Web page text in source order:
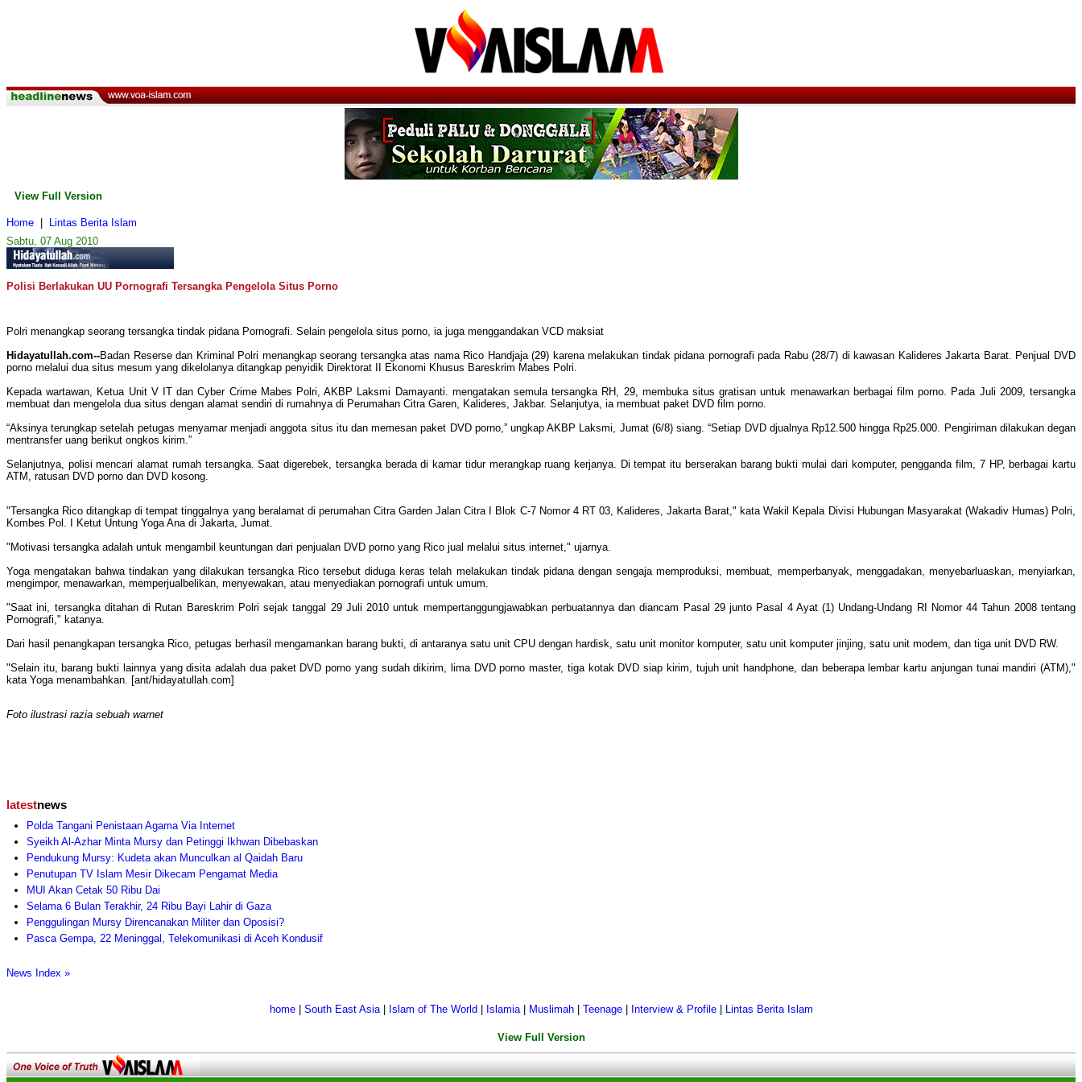
View Full Version
Home
Lintas Berita Islam
Sabtu, 07 Aug 2010
Polisi Berlakukan UU Pornografi Tersangka Pengelola Situs Porno
Polri menangkap seorang tersangka tindak pidana Pornografi. Selain pengelola situs porno, ia juga menggandakan VCD maksiat
Hidayatullah.com--Badan Reserse dan Kriminal Polri menangkap seorang tersangka atas nama Rico Handjaja (29) karena melakukan tindak pidana pornografi pada Rabu (28/7) di kawasan Kalideres Jakarta Barat. Penjual DVD
porno melalui dua situs mesum yang dikelolanya ditangkap penyidik Direktorat II Ekonomi Khusus Bareskrim Mabes Polri.
Kepada wartawan, Ketua Unit V IT dan Cyber Crime Mabes Polri, AKBP Laksmi Damayanti. mengatakan semula tersangka RH, 29, membuka situs gratisan untuk menawarkan berbagai film porno. Pada Juli 2009, tersangka
membuat dan mengelola dua situs dengan alamat sendiri di rumahnya di Perumahan Citra Garen, Kalideres, Jakbar. Selanjutya, ia membuat paket DVD film porno.
“Aksinya terungkap setelah petugas menyamar menjadi anggota situs itu dan memesan paket DVD porno,” ungkap AKBP Laksmi, Jumat (6/8) siang. “Setiap DVD djualnya Rp12.500 hingga Rp25.000. Pengiriman dilakukan degan
mentransfer uang berikut ongkos kirim.”
Selanjutnya, polisi mencari alamat rumah tersangka. Saat digerebek, tersangka berada di kamar tidur merangkap ruang kerjanya. Di tempat itu berserakan barang bukti mulai dari komputer, pengganda film, 7 HP, berbagai kartu
ATM, ratusan DVD porno dan DVD kosong.
"Tersangka Rico ditangkap di tempat tinggalnya yang beralamat di perumahan Citra Garden Jalan Citra I Blok C-7 Nomor 4 RT 03, Kalideres, Jakarta Barat," kata Wakil Kepala Divisi Hubungan Masyarakat (Wakadiv Humas) Polri,
Kombes Pol. I Ketut Untung Yoga Ana di Jakarta, Jumat.
"Motivasi tersangka adalah untuk mengambil keuntungan dari penjualan DVD porno yang Rico jual melalui situs internet," ujarnya.
Yoga mengatakan bahwa tindakan yang dilakukan tersangka Rico tersebut diduga keras telah melakukan tindak pidana dengan sengaja memproduksi, membuat, memperbanyak, menggadakan, menyebarluaskan, menyiarkan,
mengimpor, menawarkan, memperjualbelikan, menyewakan, atau menyediakan pornografi untuk umum.
"Saat ini, tersangka ditahan di Rutan Bareskrim Polri sejak tanggal 29 Juli 2010 untuk mempertanggungjawabkan perbuatannya dan diancam Pasal 29 junto Pasal 4 Ayat (1) Undang-Undang RI Nomor 44 Tahun 2008 tentang
Pornografi," katanya.
Dari hasil penangkapan tersangka Rico, petugas berhasil mengamankan barang bukti, di antaranya satu unit CPU dengan hardisk, satu unit monitor komputer, satu unit komputer jinjing, satu unit modem, dan tiga unit DVD RW.
"Selain itu, barang bukti lainnya yang disita adalah dua paket DVD porno yang sudah dikirim, lima DVD porno master, tiga kotak DVD siap kirim, tujuh unit handphone, dan beberapa lembar kartu anjungan tunai mandiri (ATM),"
kata Yoga menambahkan. [ant/hidayatullah.com]
Foto ilustrasi razia sebuah warnet
latestnews
Polda Tangani Penistaan Agama Via Internet
Syeikh Al-Azhar Minta Mursy dan Petinggi Ikhwan Dibebaskan
Pendukung Mursy: Kudeta akan Munculkan al Qaidah Baru
Penutupan TV Islam Mesir Dikecam Pengamat Media
MUI Akan Cetak 50 Ribu Dai
Selama 6 Bulan Terakhir, 24 Ribu Bayi Lahir di Gaza
Penggulingan Mursy Direncanakan Militer dan Oposisi?
Pasca Gempa, 22 Meninggal, Telekomunikasi di Aceh Kondusif
News Index »
home| South East Asia| Islam of The World Islamia| Muslimah| Teenage| Interview & Profile| Lintas Berita Islam
View Full Version